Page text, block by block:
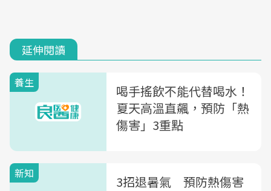
延伸閱讀
養生
喝手搖飲不能代替喝水！
夏天高溫直飆，預防「熱
傷害」3重點
新知 3招退暑氣 預防熱傷害